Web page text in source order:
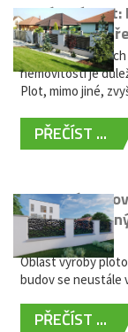
Hliníkový plot:
bezúdržbové
Oplocení
nemovitostí je
Plot, mimo jiné,
PŘEČÍST ...
Moderní
kovů:
žádná údržba
Oblast výroby
budov se neustále
PŘEČÍST ...